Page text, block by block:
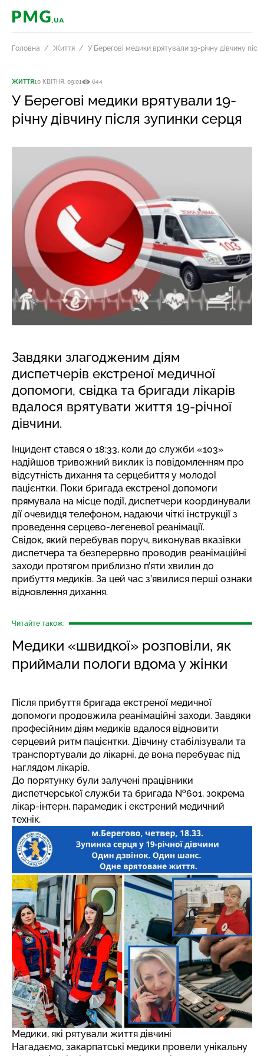
PMG.ua
Головна Життя У Берегові медики врятували 19-річну дівчину
ЖИТТЯ10 КВІТНЯ, 09:01 644
У Берегові медики врятували 19-
річну дівчину після зупинки серця
Завдяки злагодженим діям
диспетчерів екстреної медичної
допомоги, свідка та бригади лікарів
вдалося врятувати життя 19-річної
дівчини.
Інцидент стався о 18:33, коли до служби «103»
надійшов тривожний виклик із повідомленням про
відсутність дихання та серцебиття у молодої
пацієнтки. Поки бригада екстреної допомоги
прямувала на місце події, диспетчери координували
дії очевидця телефоном, надаючи чіткі інструкції з
проведення серцево-легеневої реанімації.
Свідок, який перебував поруч, виконував вказівки
диспетчера та безперервно проводив реанімаційні
заходи протягом приблизно п’яти хвилин до
прибуття медиків. За цей час з’явилися перші ознаки
відновлення дихання.
Читайте також:
Медики «швидкої» розповіли, як
приймали пологи вдома у жінки
Після прибуття бригада екстреної медичної
допомоги продовжила реанімаційні заходи. Завдяки
професійним діям медиків вдалося відновити
серцевий ритм пацієнтки. Дівчину стабілізували та
транспортували до лікарні, де вона перебуває під
наглядом лікарів.
До порятунку були залучені працівники
диспетчерської служби та бригада №601, зокрема
лікар-інтерн, парамедик і екстрений медичний
технік.
Медики, які рятували життя дівчині
Нагадаємо, закарпатські медики провели унікальну